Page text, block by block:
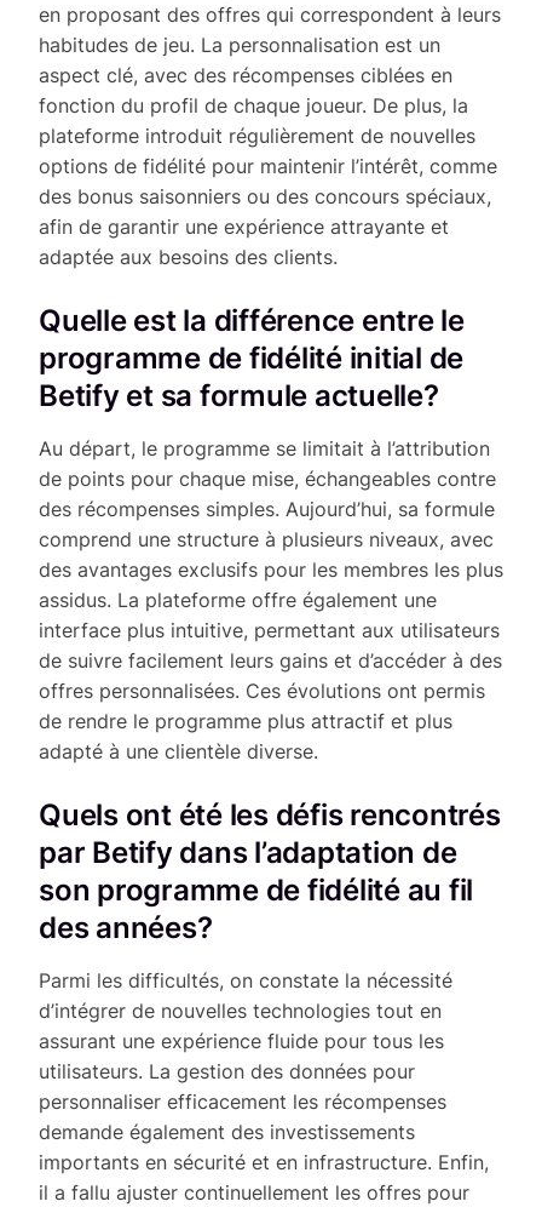
en proposant des offres qui correspondent à leurs
habitudes de jeu. La personnalisation est un
aspect clé, avec des récompenses ciblées en
fonction du profil de chaque joueur. De plus, la
plateforme introduit régulièrement de nouvelles
options de fidélité pour maintenir l’intérêt, comme
des bonus saisonniers ou des concours spéciaux,
afin de garantir une expérience attrayante et
adaptée aux besoins des clients.
Quelle est la différence entre le
programme de fidélité initial de
Betify et sa formule actuelle?
Au départ, le programme se limitait à l’attribution
de points pour chaque mise, échangeables contre
des récompenses simples. Aujourd’hui, sa formule
comprend une structure à plusieurs niveaux, avec
des avantages exclusifs pour les membres les plus
assidus. La plateforme offre également une
interface plus intuitive, permettant aux utilisateurs
de suivre facilement leurs gains et d’accéder à des
offres personnalisées. Ces évolutions ont permis
de rendre le programme plus attractif et plus
adapté à une clientèle diverse.
Quels ont été les défis rencontrés
par Betify dans l’adaptation de
son programme de fidélité au fil
des années?
Parmi les difficultés, on constate la nécessité
d’intégrer de nouvelles technologies tout en
assurant une expérience fluide pour tous les
utilisateurs. La gestion des données pour
personnaliser efficacement les récompenses
demande également des investissements
importants en sécurité et en infrastructure. Enfin,
il a fallu ajuster continuellement les offres pour